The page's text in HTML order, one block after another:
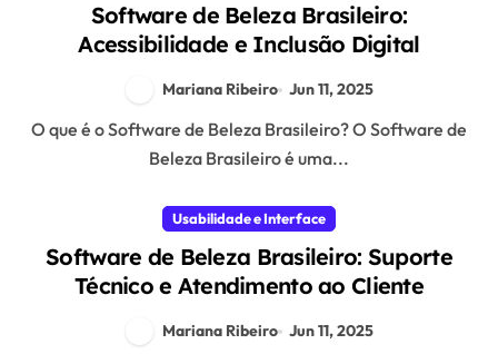
Software de Beleza Brasileiro:
Acessibilidade e Inclusão Digital
Mariana Ribeiro Jun 11, 2025
O que é o Software de Beleza Brasileiro? O Software de
Beleza Brasileiro é uma...
Usabilidade e Interface
Software de Beleza Brasileiro: Suporte
Técnico e Atendimento ao Cliente
Mariana Ribeiro Jun 11, 2025